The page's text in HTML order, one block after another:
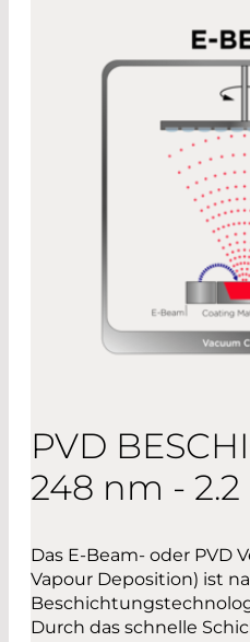
PVD
248 nm -
Das E-Beam- oder PVD
Vapour Deposition) ist
Durch das schnelle